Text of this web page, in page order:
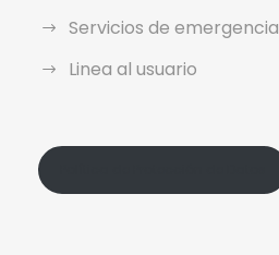
Servicios de emergencia
Linea al usuario